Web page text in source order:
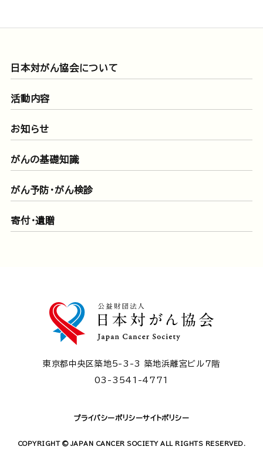
日本対がん協会について
活動内容
お知らせ
がんの基礎知識
がん予防・がん検診
寄付・遺贈
東京都中央区築地5-3-3 築地浜離宮ビル7階
03-3541-4771
プライバシーポリシーサイトポリシー
COPYRIGHT © JAPAN CANCER SOCIETY ALL RIGHTS RESERVED.